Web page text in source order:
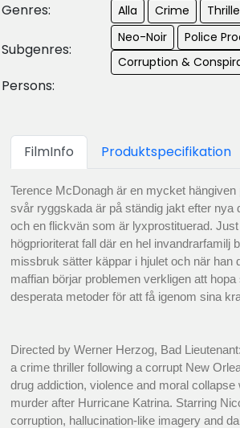
Genres: Alla Crime
Subgenres:
Neo-Noir
Police
Corruption &
Persons:
FilmInfo Produktspecifikation
Terence McDonagh är en mycket
svår ryggskada är på ständig jakt efter nya
och en flickvän som är lyxprostituerad.
högprioriterat fall där en hel invandrarfamilj
missbruk sätter käppar i hjulet och när
maffian börjar problemen verkligen att
desperata metoder för att få igenom sina
Directed by Werner Herzog, Bad
a crime thriller following a corrupt New
drug addiction, violence and moral
murder after Hurricane Katrina. Starring
corruption, hallucination-like imagery and